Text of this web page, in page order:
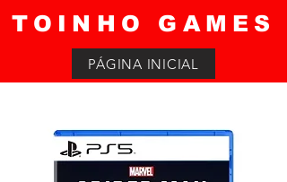
TOINHO GAMES
PÁGINA INICIAL